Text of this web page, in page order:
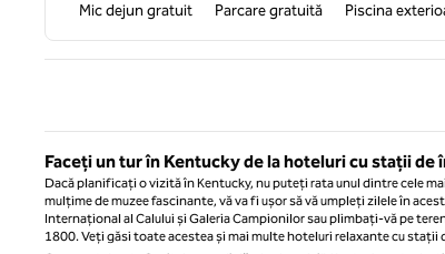
Mic dejun gratuit Parcare gratuită Piscina
Faceți un tur în Kentucky de la hoteluri cu stații de
Dacă planificați o vizită în Kentucky, nu puteți rata unul dintre cele
mulțime de muzee fascinante, vă va fi ușor să vă umpleți zilele în
Internațional al Calului și Galeria Campionilor sau plimbați-vă pe
1800. Veți găsi toate acestea și mai multe hoteluri relaxante cu stații